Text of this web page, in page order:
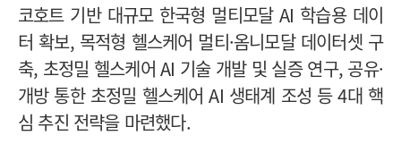
코호트 기반 대규모 한국형 멀티모달 AI 학습용 데이
터 확보, 목적형 헬스케어 멀티·옴니모달 데이터셋 구
축, 초정밀 헬스케어 AI 기술 개발 및 실증 연구, 공유·
개방 통한 초정밀 헬스케어 AI 생태계 조성 등 4대 핵
심 추진 전략을 마련했다.